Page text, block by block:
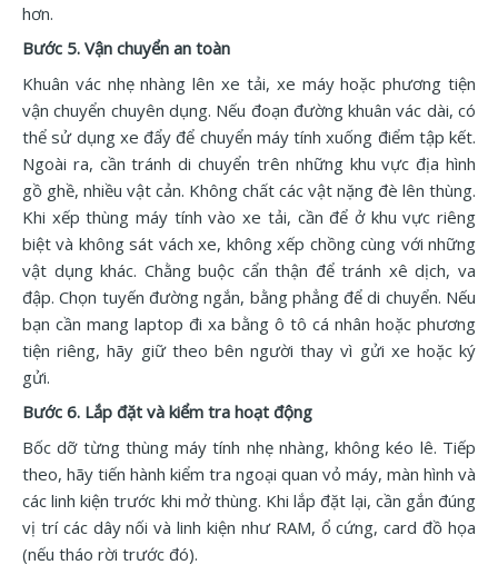
hơn.
Bước 5. Vận chuyển an toàn
Khuân vác nhẹ nhàng lên xe tải, xe máy hoặc phương tiện
vận chuyển chuyên dụng. Nếu đoạn đường khuân vác dài, có
thể sử dụng xe đẩy để chuyển máy tính xuống điểm tập kết.
Ngoài ra, cần tránh di chuyển trên những khu vực địa hình
gồ ghề, nhiều vật cản. Không chất các vật nặng đè lên thùng.
Khi xếp thùng máy tính vào xe tải, cần để ở khu vực riêng
biệt và không sát vách xe, không xếp chồng cùng với những
vật dụng khác. Chằng buộc cẩn thận để tránh xê dịch, va
đập. Chọn tuyến đường ngắn, bằng phẳng để di chuyển. Nếu
bạn cần mang laptop đi xa bằng ô tô cá nhân hoặc phương
tiện riêng, hãy giữ theo bên người thay vì gửi xe hoặc ký
gửi.
Bước 6. Lắp đặt và kiểm tra hoạt động
Bốc dỡ từng thùng máy tính nhẹ nhàng, không kéo lê. Tiếp
theo, hãy tiến hành kiểm tra ngoại quan vỏ máy, màn hình và
các linh kiện trước khi mở thùng. Khi lắp đặt lại, cần gắn đúng
vị trí các dây nối và linh kiện như RAM, ổ cứng, card đồ họa
(nếu tháo rời trước đó).